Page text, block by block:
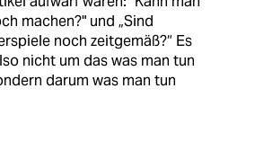
machen?" und „Sind
noch zeitgemäß?“ Es
nicht um das was man tun
darum was man tun